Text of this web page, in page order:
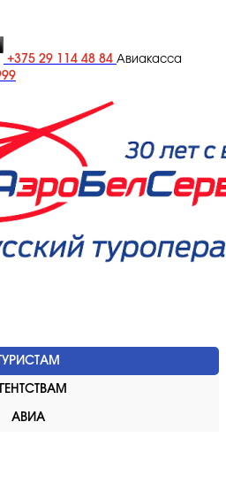
+375 29 114 48 84 Авиакасса
ТУРИСТАМ
АВИА